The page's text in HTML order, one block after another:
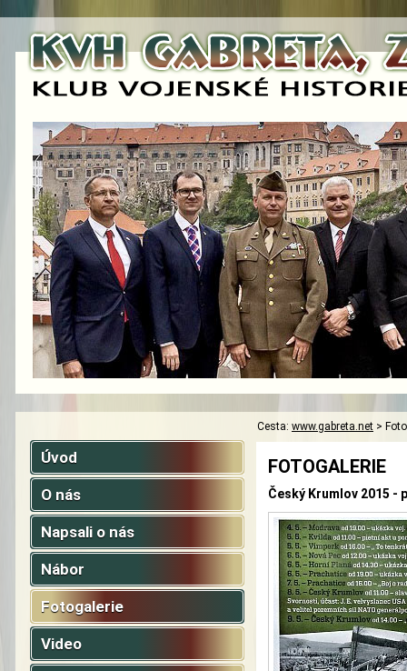
Cesta: www.gabreta.net >
Úvod
O nás
Napsali o nás
Nábor
Fotogalerie
Video
FOTOGALERIE
Český Krumlov 2015 -